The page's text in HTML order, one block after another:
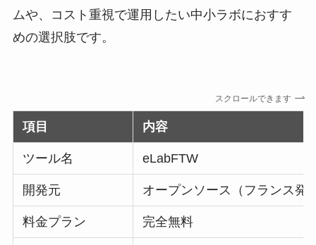
ムや、コスト重視で運用したい中小ラボにおすす
めの選択肢です。
スクロールできます
項目 内容
ツール名 eLabFTW
開発元 オープンソース（フランス発
料金プラン 完全無料